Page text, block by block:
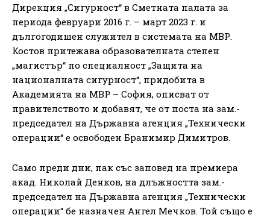
Дирекция „Сигурност“ в Сметната палата за
периода февруари 2016 г. – март 2023 г. и
дългогодишен служител в системата на МВР.
Костов притежава образователната степен
„магистър“ по специалност „Защита на
националната сигурност“, придобита в
Академията на МВР – София, описват от
правителството и добавят, че от поста на зам.-
председател на Държавна агенция „Технически
операции“ е освободен Бранимир Димитров.
Само преди дни, пак със заповед на премиера
акад. Николай Денков, на длъжността зам.-
председател на Държавна агенция „Технически
операции“ бе назначен Ангел Мечков. Той също е